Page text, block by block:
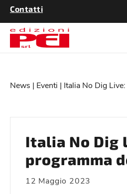
Contatti
News | Eventi | Italia No Dig
Italia No Dig
programma
12 Maggio 2023